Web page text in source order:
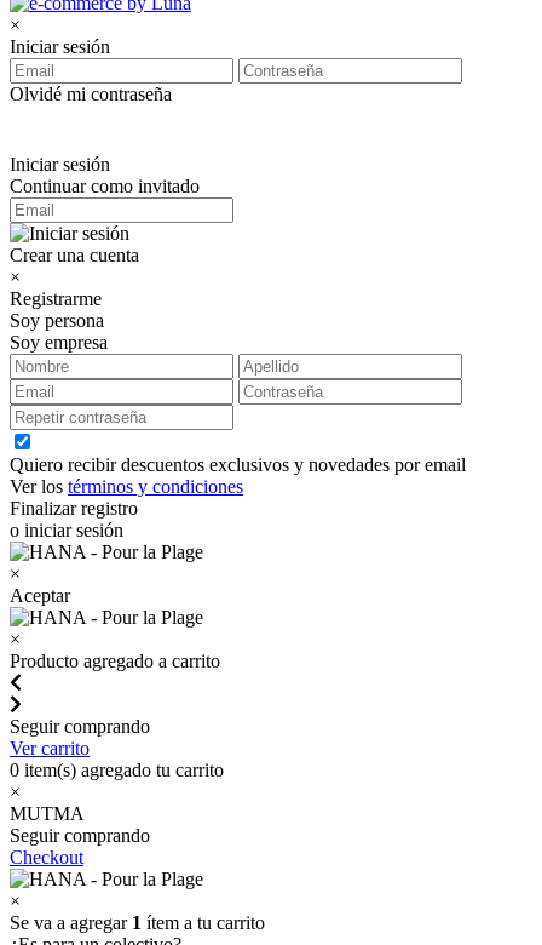
×
Iniciar sesión
Olvidé mi contraseña
Iniciar sesión
Continuar como invitado
Crear una cuenta
×
Registrarme
Soy persona
Soy empresa
Quiero recibir descuentos exclusivos y novedades por email
Ver los términos y condiciones
Finalizar registro
o iniciar sesión
×
Aceptar
×
Producto agregado a carrito
Seguir comprando
Ver carrito
0 item(s) agregado tu carrito
×
MUTMA
Seguir comprando
Checkout
×
Se va a agregar 1 ítem a tu carrito